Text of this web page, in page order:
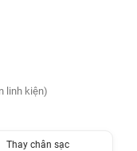
linh kiện)
Thay chân sạc